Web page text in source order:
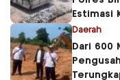
Estimasi
Daerah
Dari 600